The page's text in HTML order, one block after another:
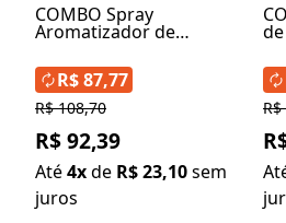
COMBO Spray
Aromatizador de
Glicerinado + Sabonete
Líquido - Linha Panthera
R$ 108,70
R$ 92,39
Até4xde R$ 23,10sem
juros
R$ 87,77